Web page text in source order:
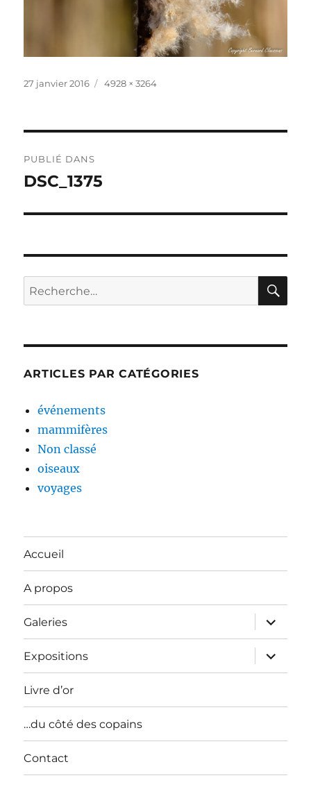
Publié
27 janvier 2016
Taille
4928 × 3264
de
PUBLIÉ DANS
DSC_1375
Recherche
pour :
ARTICLES PAR CATÉGORIES
événements
mammifères
Non classé
oiseaux
voyages
Accueil
A propos
Galeries
ouvrir
le
sous-
menu
Expositions
ouvrir
le
sous-
Livre d’or
…du côté des copains
Contact